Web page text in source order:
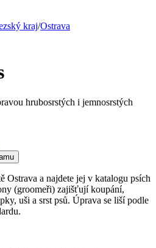
kraj/Ostrava
hrubosrstých i jemnosrstých
Ostrava a najdete jej v katalogu psích
(groomeři) zajišťují koupání,
uši a srst psů. Úprava se liší podle